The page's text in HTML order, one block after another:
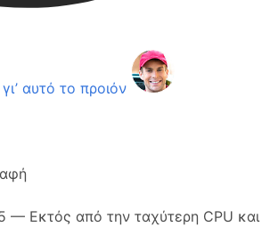
αυτό το προιόν
Εκτός από την ταχύτερη CPU και